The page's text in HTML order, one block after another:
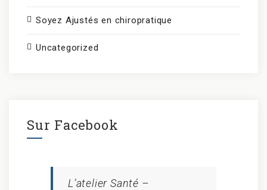
Soyez Ajustés en chiropratique
Uncategorized
Sur Facebook
L’atelier Santé –